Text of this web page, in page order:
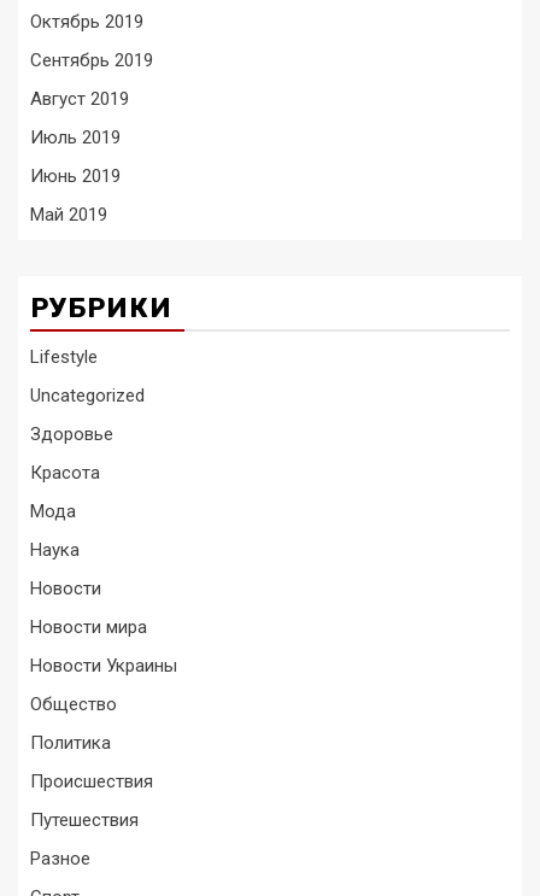
Октябрь 2019
Сентябрь 2019
Август 2019
Июль 2019
Июнь 2019
Май 2019
РУБРИКИ
Lifestyle
Uncategorized
Здоровье
Красота
Мода
Наука
Новости
Новости мира
Новости Украины
Общество
Политика
Происшествия
Путешествия
Разное